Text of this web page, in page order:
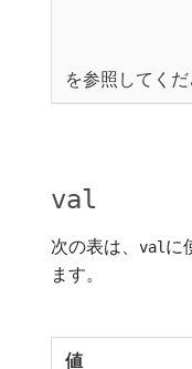
を参照してくだ
val
次の表は、 val に
ます。